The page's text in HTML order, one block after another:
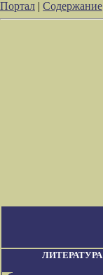
Портал | Содержание
ЛИТЕРАТУРА